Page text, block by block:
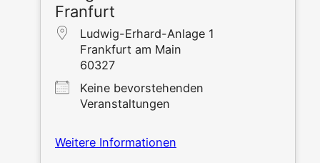
Franfurt
Lud­wig-Erhard-Anla­ge 1
Frank­furt am Main
60327
Kei­ne bevor­ste­hen­den
Veranstaltungen
Wei­te­re Informationen